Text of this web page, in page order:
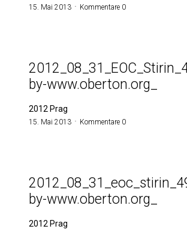
15. Mai 2013 Kommentare 0
by-www.oberton.org_
2012 Prag
15. Mai 2013 Kommentare 0
by-www.oberton.org_
2012 Prag